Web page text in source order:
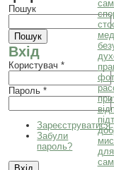
Пошук
Вхід
Користувач*
Пароль*
Зареєструватися
Забули
пароль?